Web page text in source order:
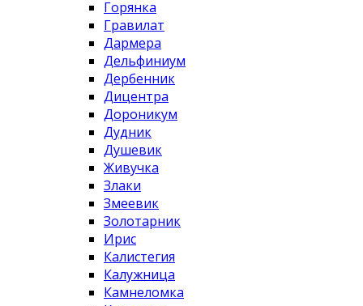
Горянка
Гравилат
Дармера
Дельфиниум
Дербенник
Дицентра
Дороникум
Дудник
Душевик
Живучка
Злаки
Змеевик
Золотарник
Ирис
Калистегия
Калужница
Камнеломка